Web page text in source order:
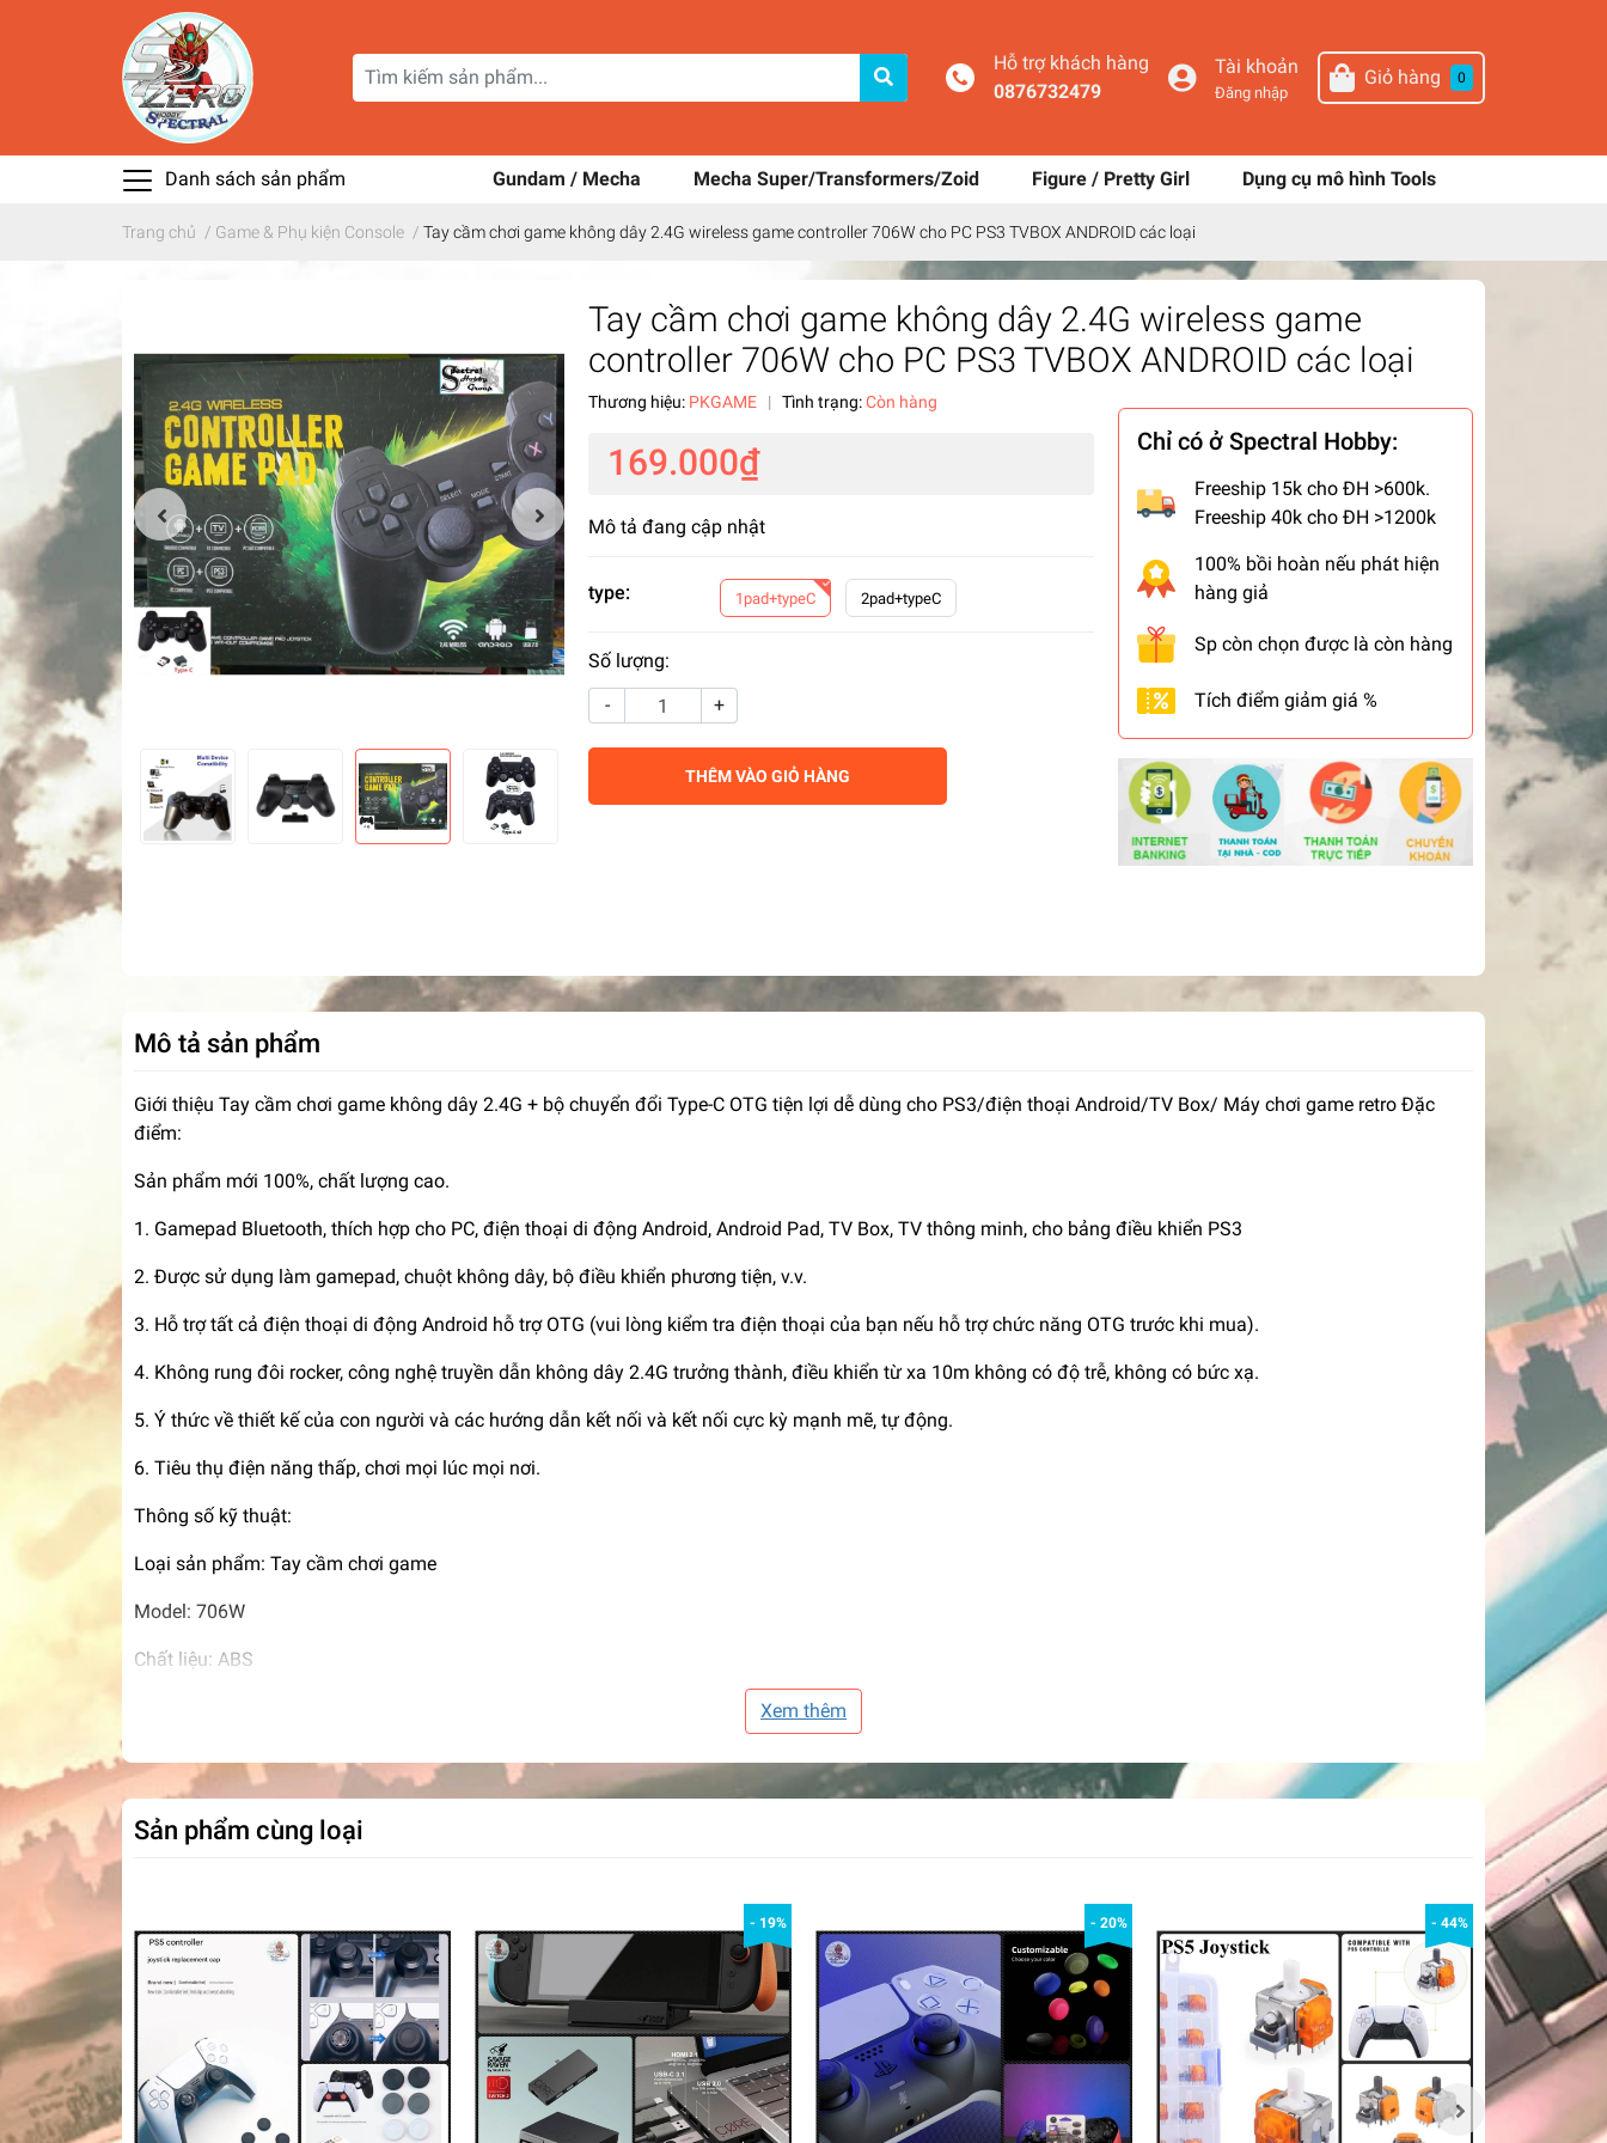
Hỗ trợ khách hàng
0876732479
Tài khoản
Đăng nhập
Giỏ hàng 0
Danh sách sản phẩm Gundam / Mecha Mecha Super/Transformers/Zoid Figure / Pretty Girl Dụng cụ mô hình Tools
Trang chủ / Game & Phụ kiện Console / Tay cầm chơi game không dây 2.4G wireless game controller 706W cho PC PS3 TVBOX ANDROID các loại
Tay cầm chơi game không dây 2.4G wireless game
controller 706W cho PC PS3 TVBOX ANDROID các loại
Thương hiệu: PKGAME | Tình trạng:Còn hàng
169.000₫
Mô tả đang cập nhật
type: 1pad+typeC 2pad+typeC
Số lượng:
-
+
THÊM VÀO GIỎ HÀNG
Chỉ có ở Spectral Hobby:
Freeship 15k cho ĐH >600k.
Freeship 40k cho ĐH >1200k
100% bồi hoàn nếu phát hiện
hàng giả
Sp còn chọn được là còn hàng
Tích điểm giảm giá %
Mô tả sản phẩm
Giới thiệu Tay cầm chơi game không dây 2.4G + bộ chuyển đổi Type-C OTG tiện lợi dễ dùng cho PS3/điện thoại Android/TV Box/ Máy chơi game retro Đặc
điểm:
Sản phẩm mới 100%, chất lượng cao.
1. Gamepad Bluetooth, thích hợp cho PC, điện thoại di động Android, Android Pad, TV Box, TV thông minh, cho bảng điều khiển PS3
2. Được sử dụng làm gamepad, chuột không dây, bộ điều khiển phương tiện, v.v.
3. Hỗ trợ tất cả điện thoại di động Android hỗ trợ OTG (vui lòng kiểm tra điện thoại của bạn nếu hỗ trợ chức năng OTG trước khi mua).
4. Không rung đôi rocker, công nghệ truyền dẫn không dây 2.4G trưởng thành, điều khiển từ xa 10m không có độ trễ, không có bức xạ.
5. Ý thức về thiết kế của con người và các hướng dẫn kết nối và kết nối cực kỳ mạnh mẽ, tự động.
6. Tiêu thụ điện năng thấp, chơi mọi lúc mọi nơi.
Thông số kỹ thuật:
Loại sản phẩm: Tay cầm chơi game
Model: 706W
Chất liệu: ABS
Công nghệ truyền dẫn: Không dây RF 2,4 GHz Dòng điện chờ: dưới 60uA
Dòng điện hoạt động: ít hơn 15mA Pin: 2 * pin AAA (Không bao gồm)
Tuổi thọ phím: 50.0000 lần
Tuổi thọ rocker: 50.0000 lần
Số lượng: 1 Bộ (không bao gồm bản demo phụ kiện khác trong hình)
Gói hàng bao gồm: 1 X Tay cầm chơi game điều khiển không dây (Không có gói/box bán lẻ) 1 X USB 2.0 A Female Sang USB Type C Male OTG Converter
Adapter 1 X Đầu thu Nano USB
Xem thêm
Sản phẩm cùng loại
- 19% - 20% - 44%